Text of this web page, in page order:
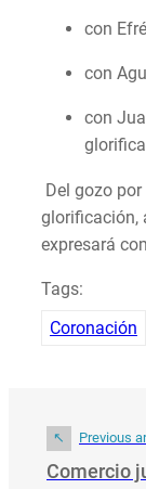
con
con
con
Del gozo
glorificación,
expresará
Tags:
Coronación
Previous
Comercio